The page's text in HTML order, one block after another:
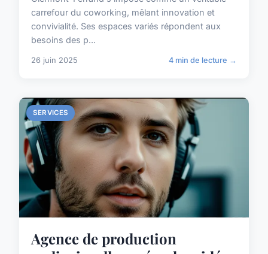
carrefour du coworking, mêlant innovation et
convivialité. Ses espaces variés répondent aux
besoins des p...
26 juin 2025 4 min de lecture →
SERVICES
Agence de production